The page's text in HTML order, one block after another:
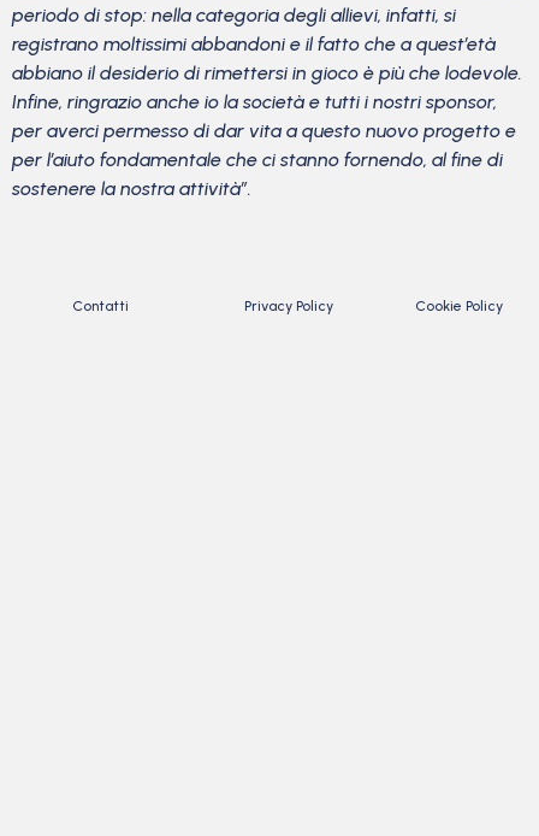
periodo di stop: nella categoria degli allievi, infatti, si
registrano moltissimi abbandoni e il fatto che a quest’età
abbiano il desiderio di rimettersi in gioco è più che lodevole.
Infine, ringrazio anche io la società e tutti i nostri sponsor,
per averci permesso di dar vita a questo nuovo progetto e
per l’aiuto fondamentale che ci stanno fornendo, al fine di
sostenere la nostra attività”.
Contatti Privacy Policy Cookie Policy